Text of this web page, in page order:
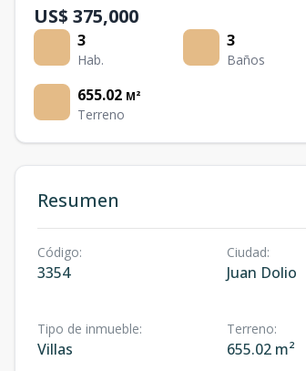
US$ 375,000
3
Hab.
3
Baños
655.02 M²
Terreno
Resumen
Código:
3354
Ciudad:
Juan Dolio
Tipo de inmueble:
Villas
Terreno:
655.02 m²